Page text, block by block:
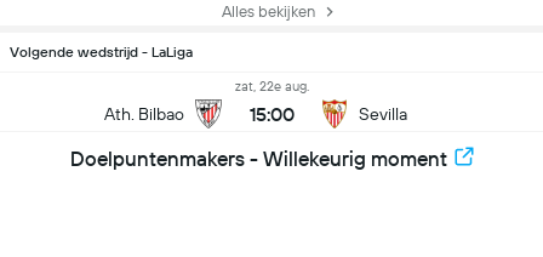
Alles bekijken
Volgende wedstrijd - LaLiga
Ath. Bilbao
zat, 22e aug.
15:00 Sevilla
Doelpuntenmakers - Willekeurig moment